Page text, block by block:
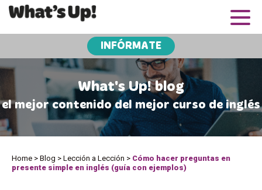
INFÓRMATE
What's Up! blog
el mejor contenido del mejor curso de inglés
Home > Blog > Lección a Lección > Cómo hacer preguntas en
presente simple en inglés (guía con ejemplos)